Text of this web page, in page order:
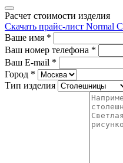
Расчет стоимости изделия
Скачать прайс-лист Normal
Ваше имя *
Ваш номер телефона *
Ваш E-mail *
Город *
Тип изделия